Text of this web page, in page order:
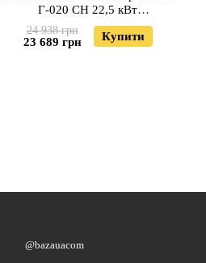
Г-020 СН 22,5 кВт
(одноконтурний) (димохід вгору)
24 938 грн
23 689 грн Купити
@bazauacom